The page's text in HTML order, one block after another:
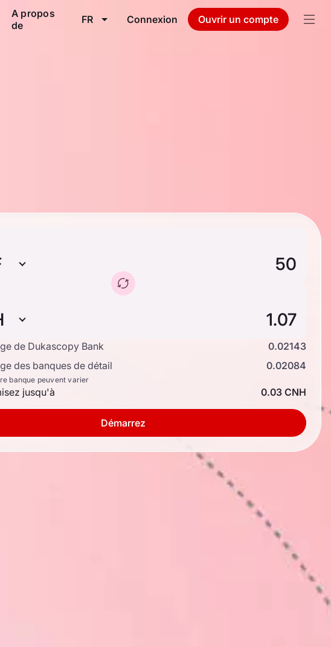
A propos
de
FR Connexion Ouvrir un compte
de Dukascopy Bank
0.02143
des banques de détail
0.02084
banque peuvent varier
jusqu'à 0.03 CNH
Démarrez